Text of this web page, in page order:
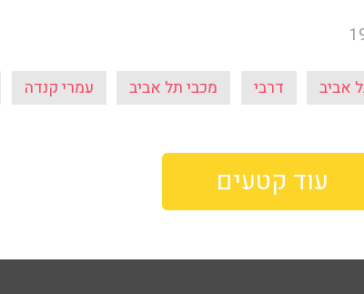
אביב דרבי מכבי תל אביב עמרי קנדה
עוד קטעים